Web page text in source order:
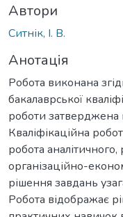
Автори
Ситнік, І. В.
Анотація
Робота виконана
бакалаврської
роботи затверджена
Кваліфікаційна
робота
організаційно-
рішення завдань
Робота відображає